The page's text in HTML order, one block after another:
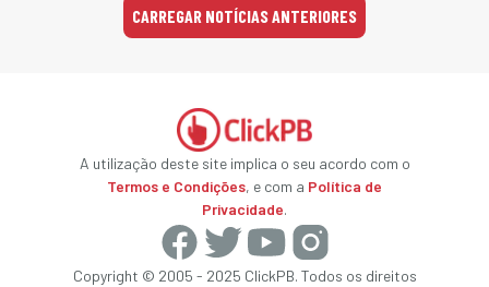
CARREGAR NOTÍCIAS ANTERIORES
A utilização deste site implica o seu acordo com o
Termos e Condições, e com a Política de
Privacidade.
Copyright © 2005 - 2025 ClickPB. Todos os direitos